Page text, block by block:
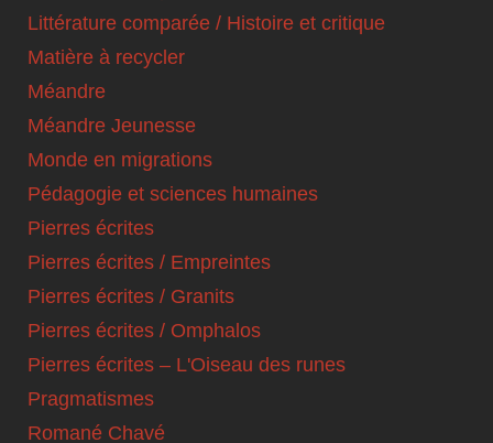
Littérature comparée / Histoire et critique
Matière à recycler
Méandre
Méandre Jeunesse
Monde en migrations
Pédagogie et sciences humaines
Pierres écrites
Pierres écrites / Empreintes
Pierres écrites / Granits
Pierres écrites / Omphalos
Pierres écrites – L'Oiseau des runes
Pragmatismes
Romané Chavé